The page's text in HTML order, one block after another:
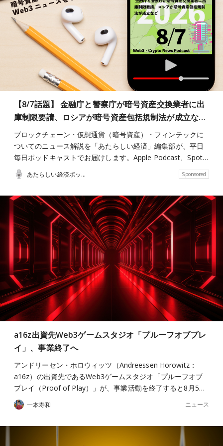
【8/7話題】 金融庁と警察庁が暗号資産交換業者に出
庫制限要請、ロシアが暗号資産包括規制法が成立な…
ブロックチェーン・仮想通貨（暗号資産）・フィンテックに
ついてのニュース解説を「あたらしい経済」編集部が、平日
毎日ポッドキャストでお届けします。Apple Podcast、Spot…
あたらしい経済ポッドキャスト Sponsored
a16z出資先Web3ゲームスタジオ「プルーフオブプレ
イ」、事業終了へ
アンドリーセン・ホロウィッツ（Andreessen Horowitz：
a16z）の出資先であるWeb3ゲームスタジオ「プルーフオブ
プレイ（Proof of Play）」が、事業活動を終了すると8月5…
一本寿和 ニュース